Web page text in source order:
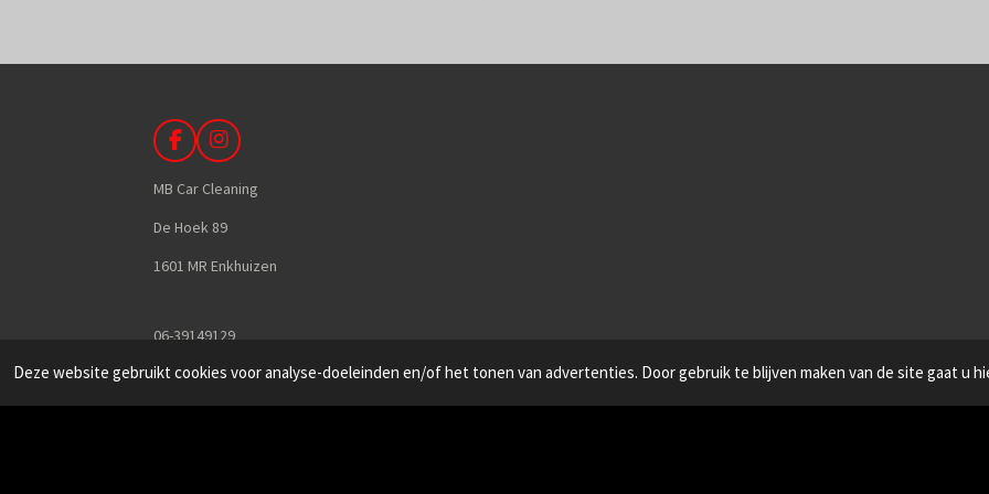
Deze website gebruikt cookies voor analyse-doeleinden en/of het tonen van advertenties. Door gebruik te blijven maken van de site gaat u
F
a
c
b
o
I
n
s
a
r
MB Car Cleaning
De Hoek 89
1601 MR Enkhuizen
06-39149129
info@mbcarcleaning.nl
kvk:71451722